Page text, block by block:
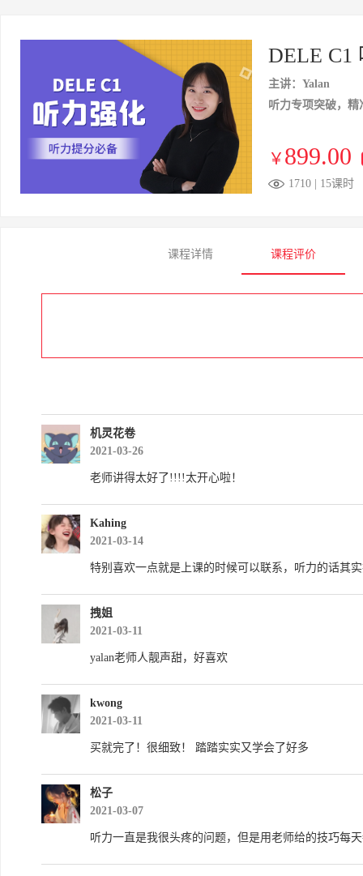
DELE C1
主讲：Yalan
听力专项突破，
￥ 899.00
1710 | 15课时
课程详情 课程评价
机灵花卷
2021-03-26
老师讲得太好了!!!!太开心啦！
Kahing
2021-03-14
特别喜欢一点就是上课的时候可以联系，听力的话其
拽姐
2021-03-11
yalan老师人靓声甜，好喜欢
kwong
2021-03-11
买就完了！很细致！ 踏踏实实又学会了好多
松子
2021-03-07
听力一直是我很头疼的问题，但是用老师给的技巧每